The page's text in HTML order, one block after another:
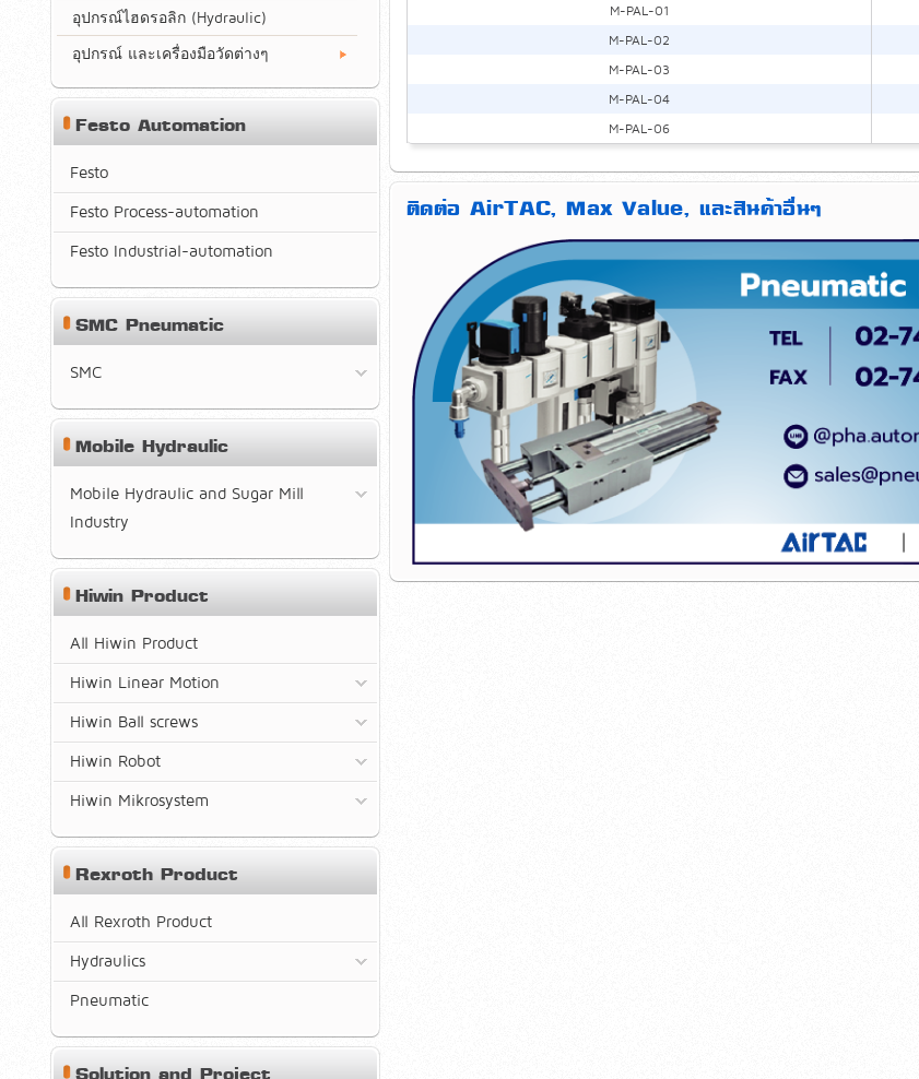
M-PAL-01
M-PAL-02
M-PAL-03
M-PAL-04
M-PAL-06
ติดต่อ AirTAC, Max Value, และสินค้าอื่นๆ
อุปกรณ์ไฮดรอลิก (Hydraulic)
อุปกรณ์ และเครื่องมือวัดต่างๆ
Festo Automation
Festo
Festo Process-automation
Festo Industrial-automation
SMC Pneumatic
SMC
Mobile Hydraulic
Mobile Hydraulic and Sugar Mill
Industry
Hiwin Product
All Hiwin Product
Hiwin Linear Motion
Hiwin Ball screws
Hiwin Robot
Hiwin Mikrosystem
Rexroth Product
All Rexroth Product
Hydraulics
Pneumatic